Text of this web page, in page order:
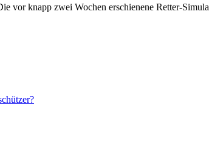
vor knapp zwei Wochen erschienene Retter-